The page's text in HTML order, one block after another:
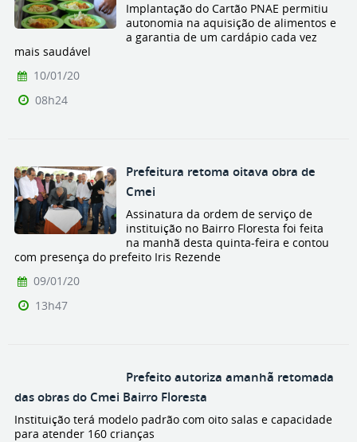
Implantação do Cartão PNAE permitiu
autonomia na aquisição de alimentos e
a garantia de um cardápio cada vez
mais saudável
10/01/20
08h24
Prefeitura retoma oitava obra de
Cmei
Assinatura da ordem de serviço de
instituição no Bairro Floresta foi feita
na manhã desta quinta-feira e contou
com presença do prefeito Iris Rezende
09/01/20
13h47
Prefeito autoriza amanhã retomada
das obras do Cmei Bairro Floresta
Instituição terá modelo padrão com oito salas e capacidade
para atender 160 crianças